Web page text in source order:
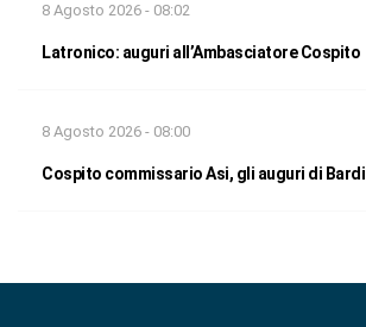
8 Agosto 2026 - 08:02
Latronico: auguri all’Ambasciatore Cospito
8 Agosto 2026 - 08:00
Cospito commissario Asi, gli auguri di Bardi